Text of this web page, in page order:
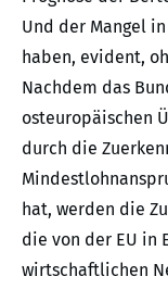
Und der Mangel
haben, evident,
Nachdem das
osteuropäischen
durch die
hat, werden die
die von der EU in
wirtschaftlichen